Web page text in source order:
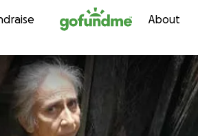
Skip to content About